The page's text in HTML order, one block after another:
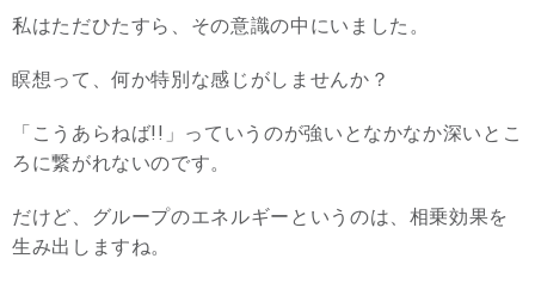
私はただひたすら、その意識の中にいました。
瞑想って、何か特別な感じがしませんか？
「こうあらねば!!」っていうのが強いとなかなか深いとこ
ろに繋がれないのです。
だけど、グループのエネルギーというのは、相乗効果を
生み出しますね。